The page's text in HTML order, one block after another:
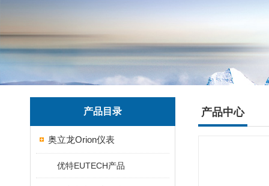
产品目录
奥立龙Orion仪表
优特EUTECH产品
产品中心